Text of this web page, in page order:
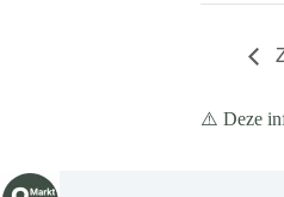
⚠️ Deze